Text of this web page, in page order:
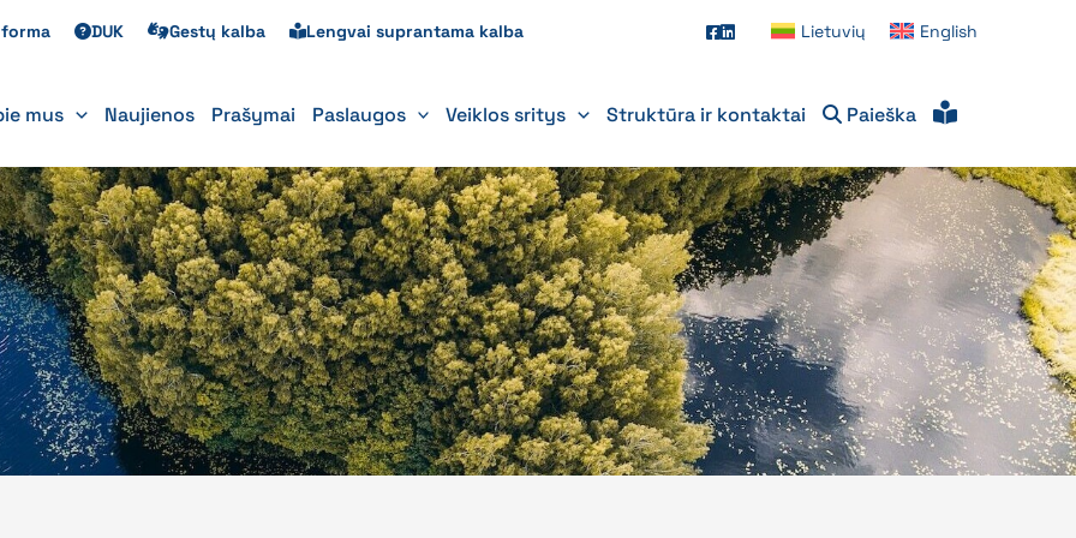
forma DUK Gestų kalba Lengvai suprantama kalba Lietuvių English
mus Naujienos Prašymai Paslaugos Veiklos sritys Struktūra ir kontaktai Paieška